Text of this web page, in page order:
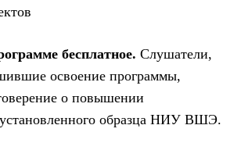
бесплатное. Слушатели,
освоение программы,
о повышении
образца НИУ ВШЭ.